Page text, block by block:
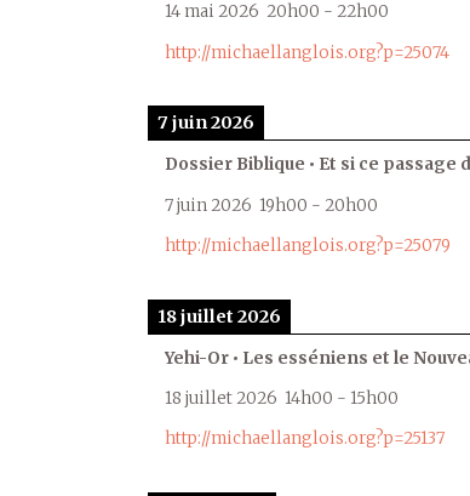
14 mai 2026 20h00 - 22h00
http://michaellanglois.org?p=25074
7 juin 2026
Dossier Biblique • Et si ce passage
7 juin 2026 19h00 - 20h00
http://michaellanglois.org?p=25079
18 juillet 2026
Yehi-Or • Les esséniens et le
18 juillet 2026 14h00 - 15h00
http://michaellanglois.org?p=25137